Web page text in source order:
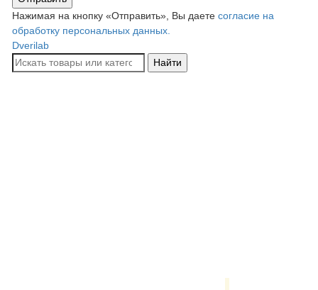
Нажимая на кнопку «Отправить», Вы даете согласие на
обработку персональных данных.
Dverilab
Найти